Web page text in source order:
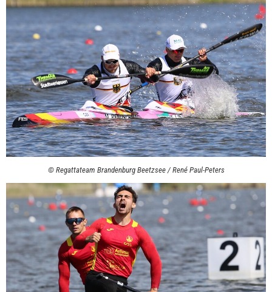
© Regattateam Brandenburg Beetzsee / René Paul-Peters